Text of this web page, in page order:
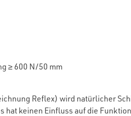
≥ 600 N/50 mm
Reflex) wird natürlicher
keinen Einfluss auf die